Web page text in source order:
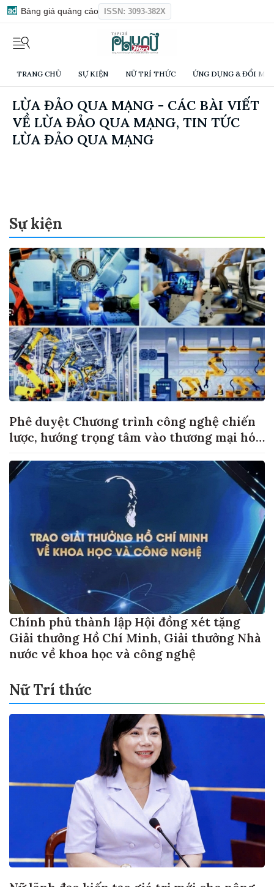
Bảng giá quảng cáo ISSN: 3093-382X
TRANG CHỦ SỰ KIỆN NỮ TRÍ THỨC ỨNG DỤNG & ĐỔI
LỪA ĐẢO QUA MẠNG - CÁC BÀI VIẾT
VỀ LỪA ĐẢO QUA MẠNG, TIN TỨC
LỪA ĐẢO QUA MẠNG
Sự kiện
Phê duyệt Chương trình công nghệ chiến
lược, hướng trọng tâm vào thương mại hóa
Chính phủ thành lập Hội đồng xét tặng
Giải thưởng Hồ Chí Minh, Giải thưởng Nhà
nước về khoa học và công nghệ
Nữ Trí thức